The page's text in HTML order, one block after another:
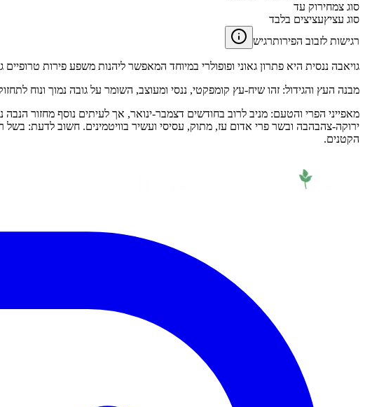
סוג צמחירוק עד
סוג עציץעציצים בלבד
רגישות לזבוב הפירותרגיש
גויאבה ננסית היא פתרון גאוני ופופולרי במיוחד המאפשר ליהנות משפע פירות
מבנה העץ והגידול: זהו שיח-עץ קומפקטי, ננסי ומעוצב, השומר על גובה נמוך ונוח
מאפייני הפרי והטעם: מניב לרוב בחודשים דצמבר-ינואר, אך לעיתים נוסף מחזור הנבה
ירוקה-צהבהבה ובשר פרי אדום עז, מתוק, עסיסי ועשיר בוויטמינים. חשוב לדעת:
הקטנים.